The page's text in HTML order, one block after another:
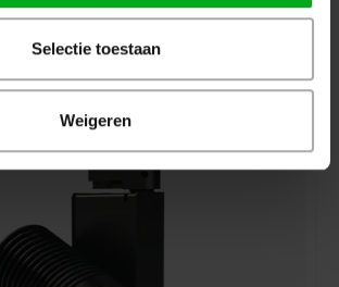
Selectie toestaan
Weigeren
Login voor prijzen